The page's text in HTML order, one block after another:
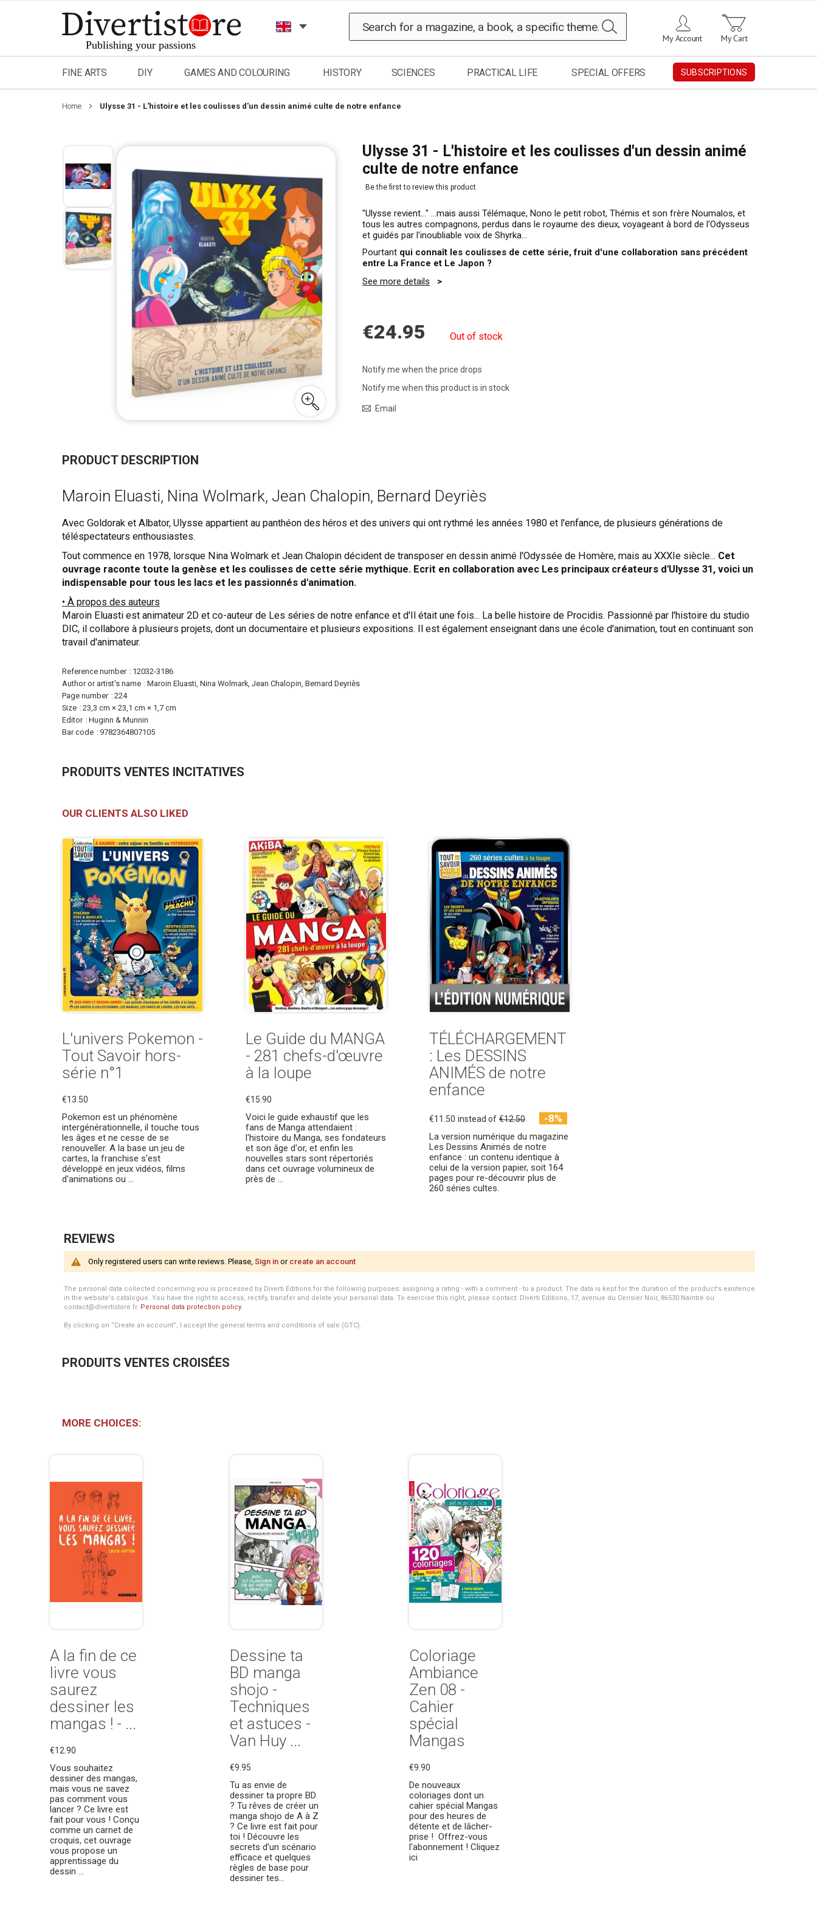
to
Content
My Cart
My Account
FINE ARTS DIY GAMES AND COLOURING HISTORY SCIENCES PRACTICAL LIFE SPECIAL OFFERS SUBSCRIPTIONS
Home Ulysse 31 - L'histoire et les coulisses d'un dessin animé culte de notre enfance
the
end
the
images
gallery
the
the
gallery
Ulysse 31 - L'histoire et les coulisses d'un dessin animé
culte de notre enfance
Be the first to review this product
"Ulysse revient..." ...mais aussi Télémaque, Nono le petit robot, Thémis et son frère Noumalos, et
tous les autres compagnons, perdus dans le royaume des dieux, voyageant à bord de l'Odysseus
et guidés par l'inoubliable voix de Shyrka...
Pourtant qui connaît les coulisses de cette série, fruit d'une collaboration sans précédent
entre La France et Le Japon ?
See more details
€24.95 Out of stock
Notify me when the price drops
Notify me when this product is in stock
Email
PRODUCT DESCRIPTION
Maroin Eluasti, Nina Wolmark, Jean Chalopin, Bernard Deyriès
Avec Goldorak et Albator, Ulysse appartient au panthéon des héros et des univers qui ont rythmé les années 1980 et l'enfance, de plusieurs générations de
téléspectateurs enthousiastes.
Tout commence en 1978, lorsque Nina Wolmark et Jean Chalopin décident de transposer en dessin animé l'Odyssée de Homère, mais au XXXIe siècle... Cet
ouvrage raconte toute la genèse et les coulisses de cette série mythique. Ecrit en collaboration avec Les principaux créateurs d'Ulysse 31, voici un
indispensable pour tous les lacs et les passionnés d'animation.
• À propos des auteurs
Maroin Eluasti est animateur 2D et co-auteur de Les séries de notre enfance et d'Il était une fois... La belle histoire de Procidis. Passionné par l'histoire du studio
DIC, il collabore à plusieurs projets, dont un documentaire et plusieurs expositions. Il est également enseignant dans une école d'animation, tout en continuant son
travail d'animateur.
More
Information
Reference number
12032-3186
Author or artist's name
Maroin Eluasti, Nina Wolmark, Jean Chalopin, Bernard Deyriès
Page number
224
Size
23,3 cm × 23,1 cm × 1,7 cm
Editor
Huginn & Munnin
Bar code
9782364807105
PRODUITS VENTES INCITATIVES
OUR CLIENTS ALSO LIKED
L'univers Pokemon -
Tout Savoir hors-
série n°1
€13.50
Pokemon est un phénomène
intergénérationnelle, il touche tous
les âges et ne cesse de se
renouveller. A la base un jeu de
cartes, la franchise s'est
développé en jeux vidéos, films
d'animations ou ...
Le Guide du MANGA
- 281 chefs-d'œuvre
à la loupe
€15.90
Voici le guide exhaustif que les
fans de Manga attendaient :
l'histoire du Manga, ses fondateurs
et son âge d'or, et enfin les
nouvelles stars sont répertoriés
dans cet ouvrage volumineux de
près de ...
TÉLÉCHARGEMENT
: Les DESSINS
ANIMÉS de notre
enfance
€11.50 instead of €12.50 -8%
La version numérique du magazine
Les Dessins Animés de notre
enfance : un contenu identique à
celui de la version papier, soit 164
pages pour re-découvrir plus de
260 séries cultes.
REVIEWS
Only registered users can write reviews. Please, Sign in or create an account
The personal data collected concerning you is processed by Diverti Editions for the following purposes: assigning a rating - with a comment - to a product. The data is kept for the duration of the product's existence
in the website's catalogue. You have the right to access, rectify, transfer and delete your personal data. To exercise this right, please contact: Diverti Editions, 17, avenue du Cerisier Noir, 86530 Naintré ou
contact@divertistore.fr. Personal data protection policy.
By clicking on “Create an account”, I accept the general terms and conditions of sale (GTC).
PRODUITS VENTES CROISÉES
MORE CHOICES:
A la fin de ce
livre vous
saurez
dessiner les
mangas ! - ...
€12.90
Vous souhaitez
dessiner des mangas,
mais vous ne savez
pas comment vous
lancer ? Ce livre est
fait pour vous ! Conçu
comme un carnet de
croquis, cet ouvrage
vous propose un
apprentissage du
dessin ...
Dessine ta
BD manga
shojo -
Techniques
et astuces -
Van Huy ...
€9.95
Tu as envie de
dessiner ta propre BD
? Tu rêves de créer un
manga shojo de A à Z
? Ce livre est fait pour
toi ! Découvre les
secrets d’un scénario
efficace et quelques
règles de base pour
dessiner tes...
Coloriage
Ambiance
Zen 08 -
Cahier
spécial
Mangas
€9.90
De nouveaux
coloriages dont un
cahier spécial Mangas
pour des heures de
détente et de lâcher-
prise ! Offrez-vous
l'abonnement ! Cliquez
ici